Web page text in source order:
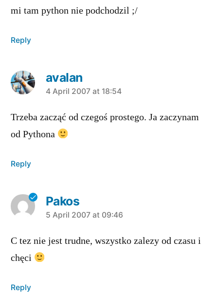
mi tam python nie podchodzil ;/
Reply
avalan
says:
4 April 2007 at 18:54
Trzeba zacząć od czegoś prostego. Ja zaczynam
od Pythona
Reply
Pakos
says:
5 April 2007 at 09:46
C tez nie jest trudne, wszystko zalezy od czasu i
chęci
Reply